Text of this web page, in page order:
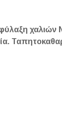
χαλιών